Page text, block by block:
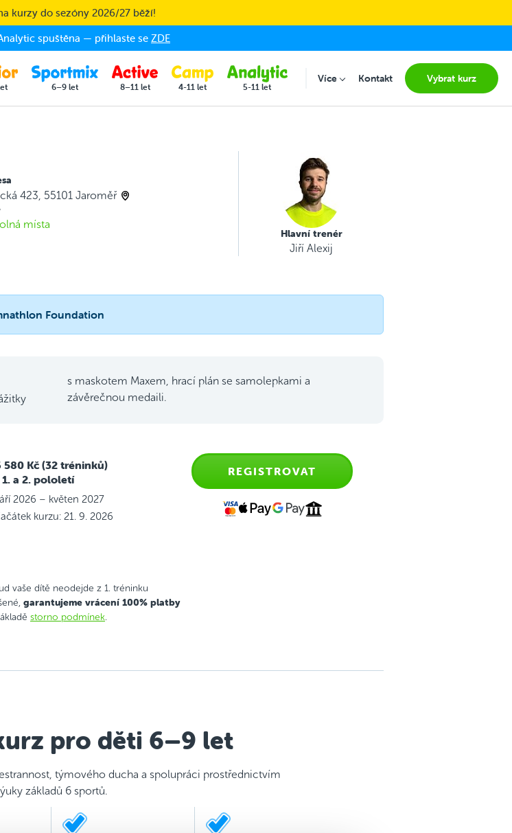
kurzy do sezóny 2026/27 běží!
spuštěna — přihlaste se ZDE
6–9 let 8–11 let 4-11 let 5-11 let
VíceSubmenu for "Více"
Kontakt Vybrat kurz
423, 55101 Jaroměř
místa
Hlavní trenér
Jiří Alexij
Foundation
s maskotem Maxem, hrací plán se samolepkami a
závěrečnou medaili.
580 Kč (32 tréninků)
a 2. pololetí
2026 – květen 2027
kurzu: 21. 9. 2026
REGISTROVAT
vaše dítě neodejde z 1. tréninku
garantujeme vrácení 100% platby
storno podmínek.
pro děti 6–9 let
týmového ducha a spolupráci prostřednictvím
základů 6 sportů.